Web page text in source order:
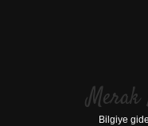
Merak
Bilgiye